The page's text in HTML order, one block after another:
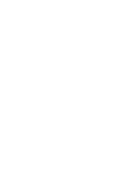
класс